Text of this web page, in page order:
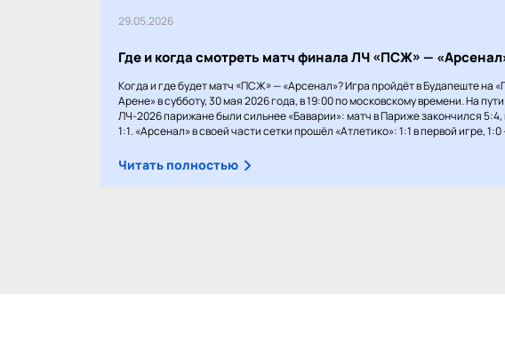
29.05.2026
Где и когда смотреть матч финала ЛЧ «ПСЖ» —
Когда и где будет матч «ПСЖ» — «Арсенал»? Игра пройдёт в Будапеште на
Арене» в субботу, 30 мая 2026 года, в 19:00 по московскому времени. На
ЛЧ-2026 парижане были сильнее «Баварии»: матч в Париже закончился
1:1. «Арсенал» в своей части сетки прошёл «Атлетико»: 1:1 в первой игре, 1:0
Читать полностью